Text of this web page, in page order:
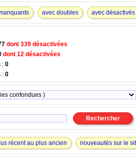
avec doubles avec désactivés
dont 339 désactivées
dont 12 désactivées
: 0
: 0
récent au plus ancien nouveautés sur le